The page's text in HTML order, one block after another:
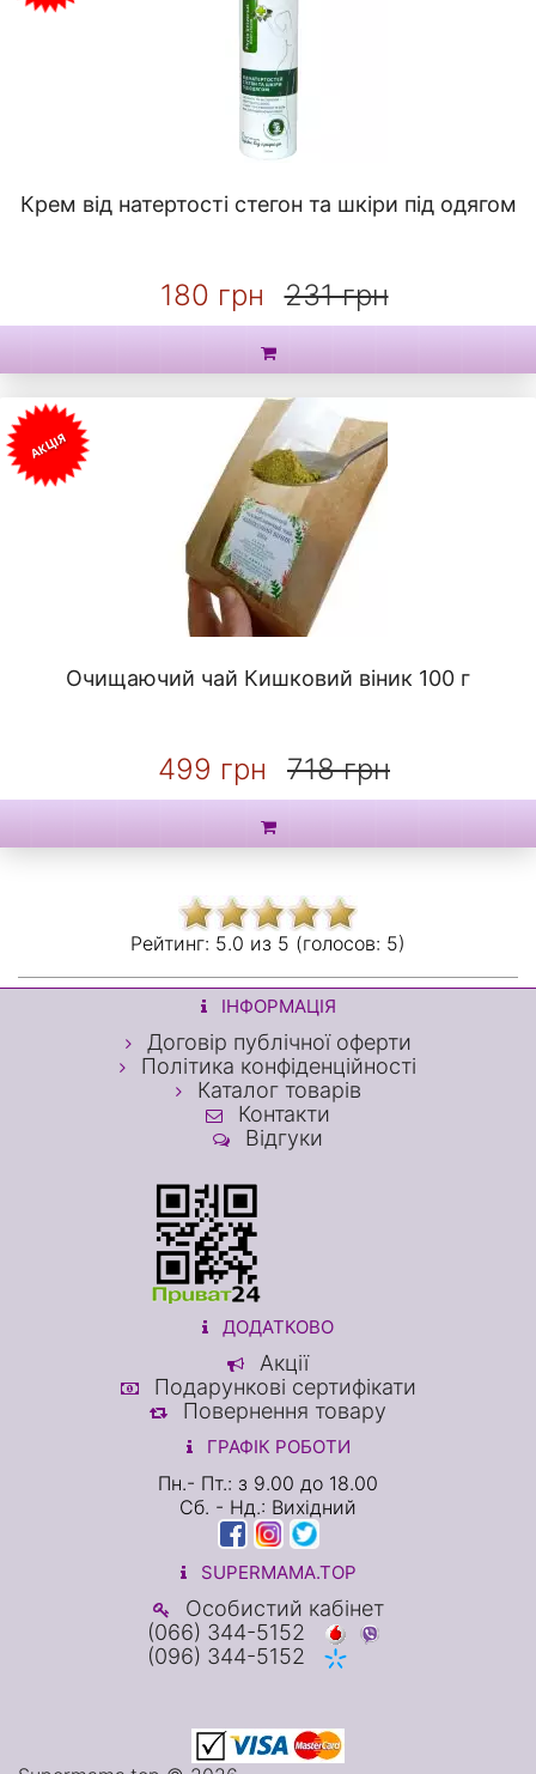
Крем від натертості стегон та шкіри під одягом
180 грн 231 грн
Очищаючий чай Кишковий віник 100 г
АКЦІЯ
499 грн 718 грн
Рейтинг: 5.0 из 5 (голосов: 5)
ІНФОРМАЦІЯ
Договір публічної оферти
Політика конфіденційності
Каталог товарів
Контакти
Відгуки
ДОДАТКОВО
Акції
Подарункові сертифікати
Повернення товару
ГРАФІК РОБОТИ
Пн.- Пт.: з 9.00 до 18.00
Сб. - Нд.: Вихідний
SUPERMAMA.TOP
Особистий кабінет
(066) 344-5152
(096) 344-5152